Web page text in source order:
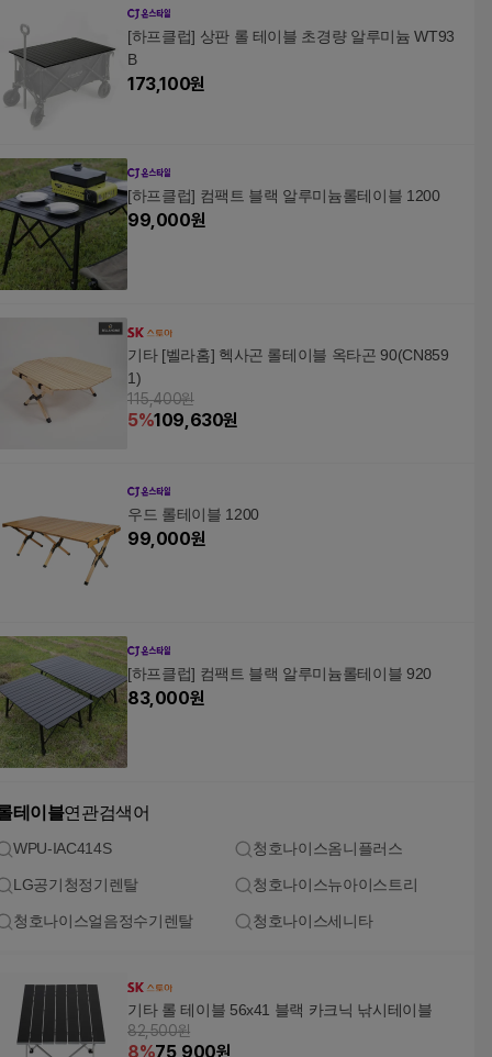
[하프클럽] 상판 롤 테이블 초경량 알루미늄 WT93
B
173,100원
[하프클럽] 컴팩트 블랙 알루미늄롤테이블 1200
99,000원
기타 [벨라홈] 헥사곤 롤테이블 옥타곤 90(CN859
1)
115,400원
5%109,630원
우드 롤테이블 1200
99,000원
[하프클럽] 컴팩트 블랙 알루미늄롤테이블 920
83,000원
테이블연관검색어
WPU-IAC414S 청호나이스옴니플러스
LG공기청정기렌탈 청호나이스뉴아이스트리
청호나이스얼음정수기렌탈 청호나이스세니타
기타 롤 테이블 56x41 블랙 카크닉 낚시테이블
82,500원
8%75,900원